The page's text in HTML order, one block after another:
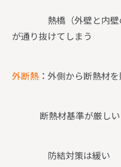
熱橋（外壁と内壁の
が通り抜けてしまう
外断熱：外側から断熱材
断熱材基準が厳しい
防結対策は緩い